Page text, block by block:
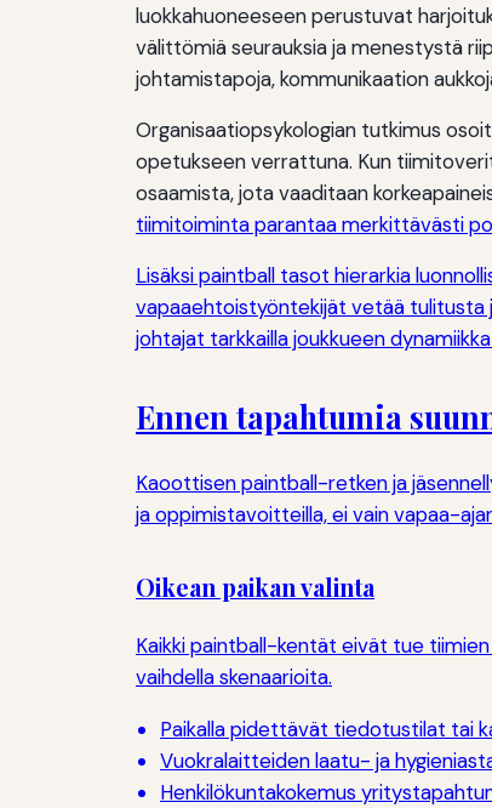
luokkahuoneeseen perustuvat
välittömiä seurauksia ja menestystä
johtamistapoja, kommunikaation
Organisaatiopsykologian tutkimus
opetukseen verrattuna. Kun
osaamista, jota vaaditaan
tiimitoiminta parantaa merkittävästi
Lisäksi paintball tasot hierarkia
vapaaehtoistyöntekijät vetää tulitusta
johtajat tarkkailla joukkueen
Ennen tapahtumia
Kaoottisen paintball-retken ja
ja oppimistavoitteilla, ei vain vapaa-
Oikean paikan valinta
Kaikki paintball-kentät eivät tue
vaihdella skenaarioita.
Paikalla pidettävät tiedotustilat tai
Vuokralaitteiden laatu- ja
Henkilökuntakokemus